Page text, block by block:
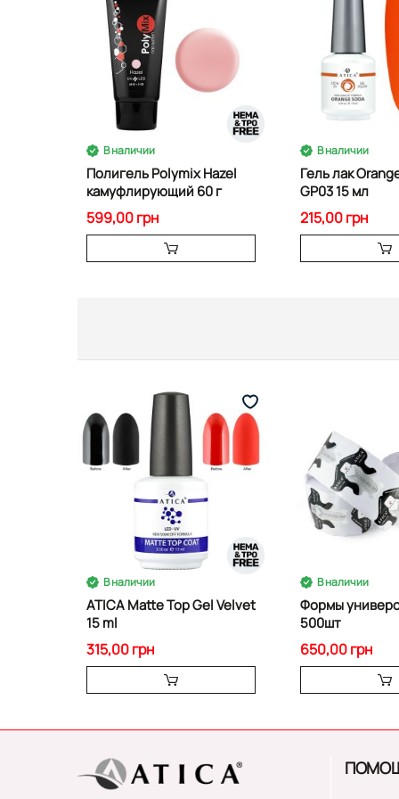
В наличии
Полигель Polymix Hazel
камуфлирующий 60 г
599,00 грн
В наличии
Гель лак
GP03 15 мл
215,00 грн
В наличии
ATICA Matte Top Gel Velvet
15 ml
315,00 грн
В наличии
Формы
500шт
650,00 грн